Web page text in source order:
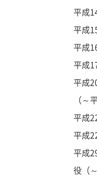
平成
平成
平成
平成
平成
（～
平成
平成
平成
役（